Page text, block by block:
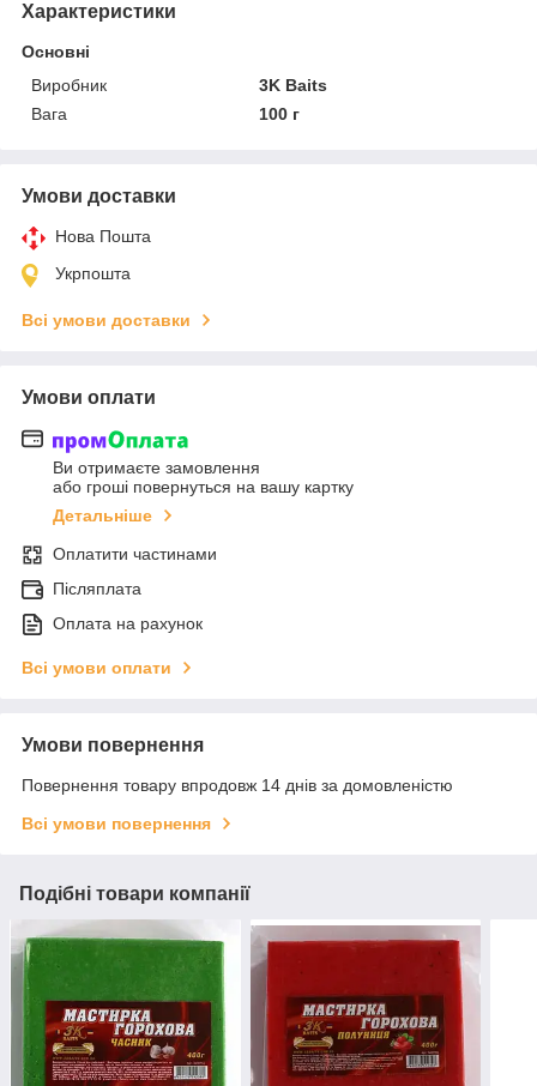
Характеристики
Основні
Виробник
3K Baits
Вага
100 г
Умови доставки
Нова Пошта
Укрпошта
Всі умови доставки
Умови оплати
Ви отримаєте замовлення
або гроші повернуться на вашу картку
Детальніше
Оплатити частинами
Післяплата
Оплата на рахунок
Всі умови оплати
Умови повернення
Повернення товару впродовж 14 днів за домовленістю
Всі умови повернення
Подібні товари компанії